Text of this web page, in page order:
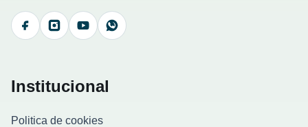
FacebookInstagramYouTubeWhatsApp
Institucional
Politica de cookies